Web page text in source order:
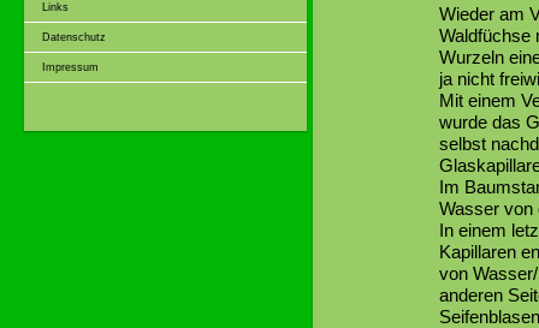
Links
Datenschutz
Impressum
Wieder am
Waldfüchse
Wurzeln
ja nicht
Mit einem
wurde das
selbst
Im
Wasser von
In einem
Kapillaren
von
anderen